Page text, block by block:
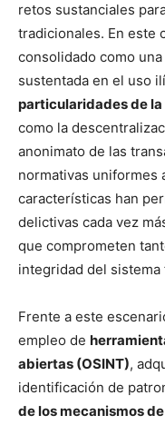
retos sustanciales
tradicionales. En este
consolidado como
sustentada en el uso
particularidades de
como la
anonimato de las
normativas uniformes
características han
delictivas cada vez
que comprometen
integridad del sistema
Frente a este
empleo de
abiertas (OSINT),
identificación de
de los mecanismos